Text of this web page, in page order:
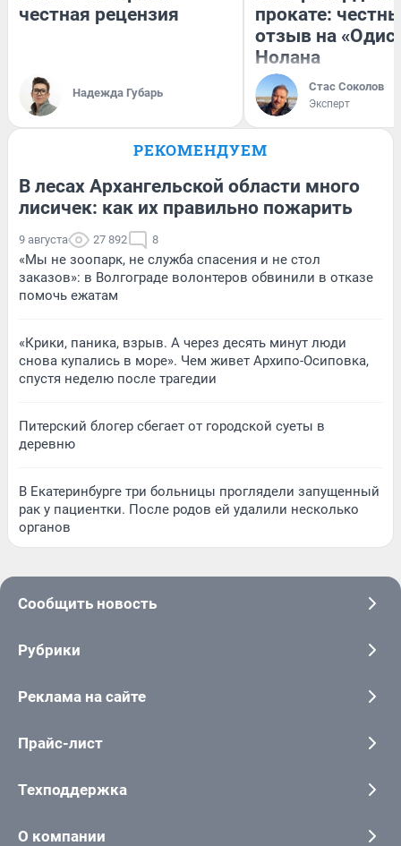
честная рецензия
Надежда Губарь
прокате:
отзыв на
Нолана
Стас Соколов
Эксперт
РЕКОМЕНДУЕМ
В лесах Архангельской области много
лисичек: как их правильно пожарить
9 августа 27 892 8
«Мы не зоопарк, не служба спасения и не стол
заказов»: в Волгограде волонтеров обвинили в отказе
помочь ежатам
«Крики, паника, взрыв. А через десять минут люди
снова купались в море». Чем живет Архипо-Осиповка,
спустя неделю после трагедии
Питерский блогер сбегает от городской суеты в
деревню
В Екатеринбурге три больницы проглядели запущенный
рак у пациентки. После родов ей удалили несколько
органов
Сообщить новость
Рубрики
Реклама на сайте
Прайс-лист
Техподдержка
О компании